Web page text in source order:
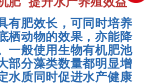
有肥效长，可同时培养
栖动物的效果，亦能降
一般使用生物有机肥池
部分藻类数量都明显增
水质同时促进水产健康